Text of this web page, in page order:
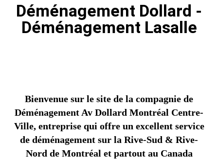
Déménagement Dollard -
Déménagement Lasalle
Bienvenue sur le site de la compagnie de
Déménagement Av Dollard Montréal Centre-
Ville, entreprise qui offre un excellent service
de déménagement sur la Rive-Sud & Rive-
Nord de Montréal et partout au Canada